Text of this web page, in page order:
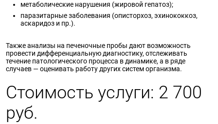
метаболические нарушения (жировой гепатоз);
паразитарные заболевания (описторхоз, эхинококкоз,
аскаридоз и пр.).
Также анализы на печеночные пробы дают возможность
провести дифференциальную диагностику, отслеживать
течение патологического процесса в динамике, а в ряде
случаев — оценивать работу других систем организма.
Стоимость услуги: 2 700
руб.